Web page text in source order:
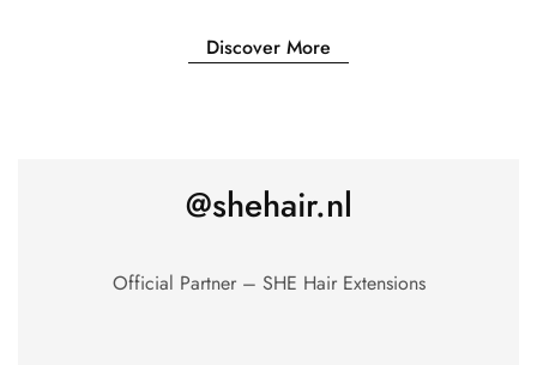
Discover More
@shehair.nl
Official Partner – SHE Hair Extensions